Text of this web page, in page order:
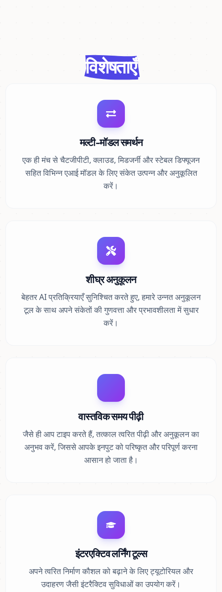
विशेषताएँ
मल्टी-मॉडल समर्थन
एक ही मंच से चैटजीपीटी, क्लाउड, मिडजर्नी और स्टेबल डिफ्यूजन
सहित विभिन्न एआई मॉडल के लिए संकेत उत्पन्न और अनुकूलित
करें।
शीघ्र अनुकूलन
बेहतर AI प्रतिक्रियाएँ सुनिश्चित करते हुए, हमारे उन्नत अनुकूलन
टूल के साथ अपने संकेतों की गुणवत्ता और प्रभावशीलता में सुधार
करें।
वास्तविक समय पीढ़ी
जैसे ही आप टाइप करते हैं, तत्काल त्वरित पीढ़ी और अनुकूलन का
अनुभव करें, जिससे आपके इनपुट को परिष्कृत और परिपूर्ण करना
आसान हो जाता है।
इंटरएक्टिव लर्निंग टूल्स
अपने त्वरित निर्माण कौशल को बढ़ाने के लिए ट्यूटोरियल और
उदाहरण जैसी इंटरैक्टिव सुविधाओं का उपयोग करें।